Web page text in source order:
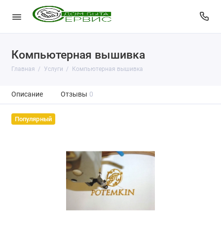
Компьютерная вышивка
Главная Услуги Компьютерная вышивка
Описание Отзывы 0
Популярный